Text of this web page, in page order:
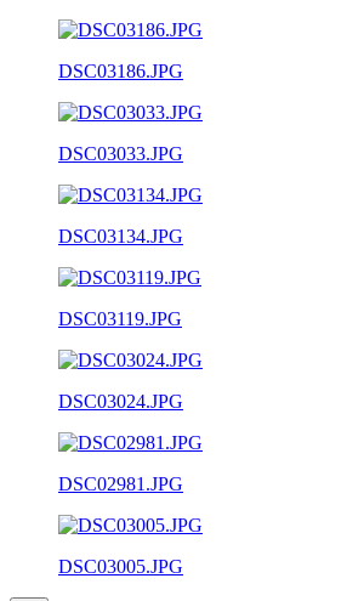
DSC03186.JPG
DSC03033.JPG
DSC03134.JPG
DSC03119.JPG
DSC03024.JPG
DSC02981.JPG
DSC03005.JPG